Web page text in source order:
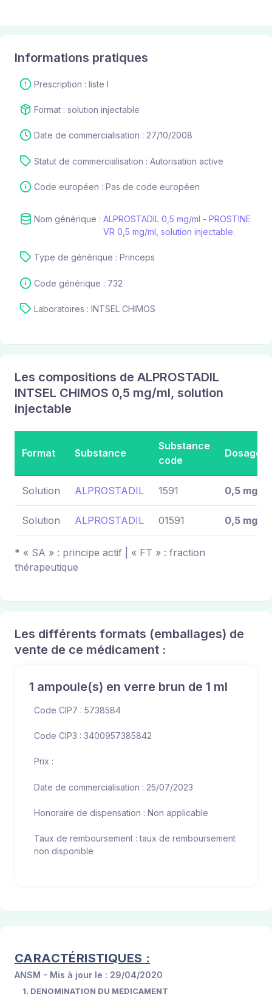
Informations pratiques
Prescription : liste I
Format : solution injectable
Date de commercialisation : 27/10/2008
Statut de commercialisation : Autorisation active
Code européen : Pas de code européen
Nom générique : ALPROSTADIL 0,5 mg/ml - PROSTINE
VR 0,5 mg/ml, solution injectable.
Type de générique : Princeps
Code générique : 732
Laboratoires : INTSEL CHIMOS
Les compositions de ALPROSTADIL
INTSEL CHIMOS 0,5 mg/ml, solution
injectable
Format Substance
Substance
code
Dosage
Solution ALPROSTADIL 1591 0,5 mg
Solution ALPROSTADIL 01591 0,5 mg
* « SA » : principe actif | « FT » : fraction
thérapeutique
Les différents formats (emballages) de
vente de ce médicament :
1 ampoule(s) en verre brun de 1 ml
Code CIP7 : 5738584
Code CIP3 : 3400957385842
Prix :
Date de commercialisation : 25/07/2023
Honoraire de dispensation : Non applicable
Taux de remboursement : taux de remboursement
non disponible
CARACTÉRISTIQUES :
ANSM - Mis à jour le : 29/04/2020
1. DENOMINATION DU MEDICAMENT